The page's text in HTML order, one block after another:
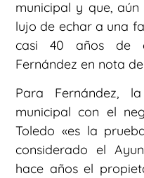
municipal y que,
lujo de echar a una
casi 40 años de
Fernández en nota
Para Fernández,
municipal con el
Toledo «es la
considerado el
hace años el